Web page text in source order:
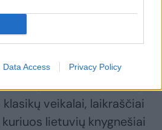
Data Access Privacy Policy
giesmynų ir pamokslų.
ir ypač Tilžėje buvo
knygos lotyniškais
nedideli traktatai,
veikalai, laikraščiai
kuriuos lietuvių knygnešiai